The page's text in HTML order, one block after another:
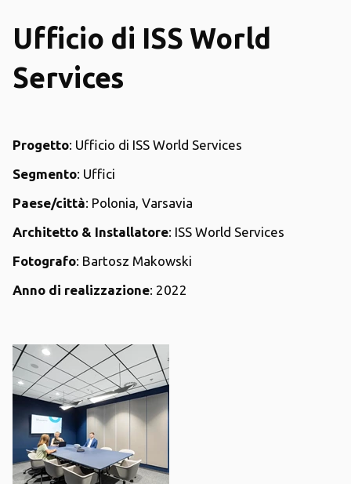
Ufficio di ISS World
Services
Progetto: Ufficio di ISS World Services
Segmento: Uffici
Paese/città: Polonia, Varsavia
Architetto & Installatore: ISS World Services
Fotografo: Bartosz Makowski
Anno di realizzazione: 2022